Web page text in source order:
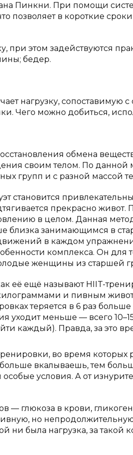
Пинкни. При помощи
позволяет в короткие сроки
при этом задействуются
бедер.
нагрузку, сопоставимую
Чего можно добиться,
обмена
своим телом. По данной
групп и с разной массой
становится
прекрасно живот.
в целом. Данная
близка занимающимся в
в каждом
комплекса. Он для
женщины из старшей
её ещё называют HIIT-
и пивным
теряется в 6 раз
уходит меньше — всего
каждый). Правда, за это
во время которых
вкалываешь, тем
условия. А от
— глюкоза в крови,
но
ни была нагрузка, за такой